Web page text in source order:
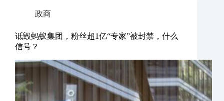
政商
诋毁蚂蚁集团，粉丝超1亿“专家”被封禁，什么
信号？